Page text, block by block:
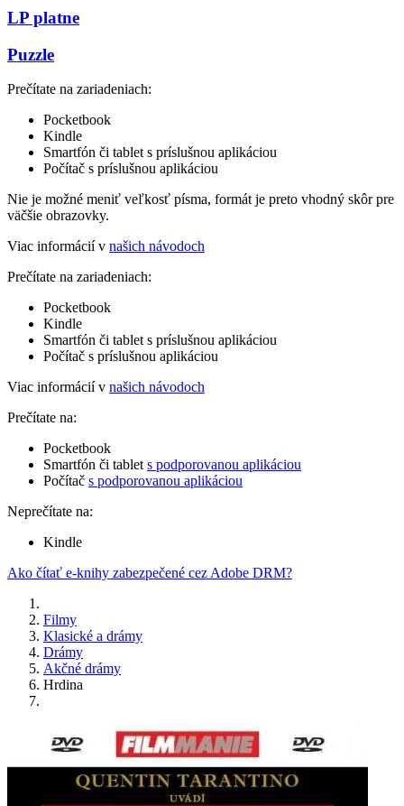
LP platne
Puzzle
Prečítate na zariadeniach:
Pocketbook
Kindle
Smartfón či tablet s príslušnou aplikáciou
Počítač s príslušnou aplikáciou
Nie je možné meniť veľkosť písma, formát je preto vhodný skôr pre
väčšie obrazovky.
Viac informácií v našich návodoch
Prečítate na zariadeniach:
Pocketbook
Kindle
Smartfón či tablet s príslušnou aplikáciou
Počítač s príslušnou aplikáciou
Viac informácií v našich návodoch
Prečítate na:
Pocketbook
Smartfón či tablet s podporovanou aplikáciou
Počítač s podporovanou aplikáciou
Neprečítate na:
Kindle
Ako čítať e-knihy zabezpečené cez Adobe DRM?
Filmy
Klasické a drámy
Drámy
Akčné drámy
Hrdina